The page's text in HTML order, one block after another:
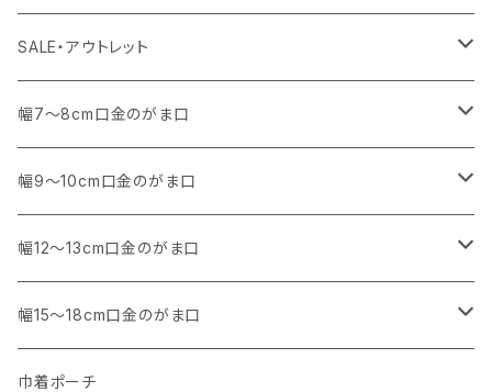
コットンキャンバス
コットンキャンバス
SALE・アウトレット
SALE
アウトレット
幅7～8cm口金のがま口
・ 角型
マチなし
マチあり
・ くし形・丸型
マチなし
マチあり
幅9～10cm口金のがま口
・ 角型
マチなし
マチあり
・ くし形
マチなし
幅12～13cm口金のがま口
・ 親子がま口 角型
マチなし
・ 親子がま口 くし形
幅15～18cm口金のがま口
・ 角型
巾着ポーチ